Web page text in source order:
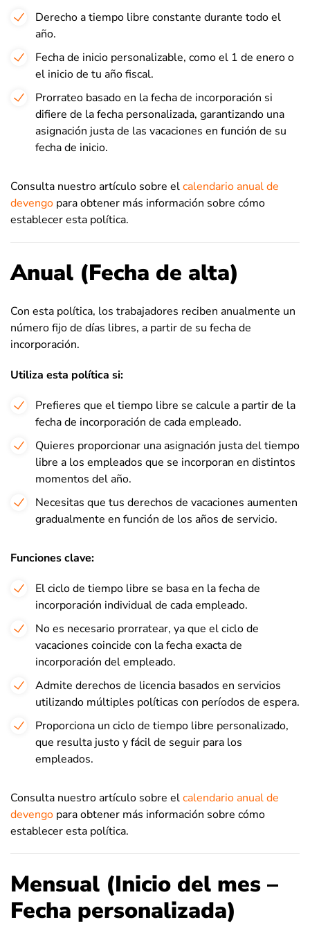
Derecho a tiempo libre constante durante todo el
año.
Fecha de inicio personalizable, como el 1 de enero o
el inicio de tu año fiscal.
Prorrateo basado en la fecha de incorporación si
difiere de la fecha personalizada, garantizando una
asignación justa de las vacaciones en función de su
fecha de inicio.
Consulta nuestro artículo sobre elcalendario anual de
devengo para obtener más información sobre cómo
establecer esta política.
Anual (Fecha de alta)
Con esta política, los trabajadores reciben anualmente un
número fijo de días libres, a partir de su fecha de
incorporación.
Utiliza esta política si:
Prefieres que el tiempo libre se calcule a partir de la
fecha de incorporación de cada empleado.
Quieres proporcionar una asignación justa del tiempo
libre a los empleados que se incorporan en distintos
momentos del año.
Necesitas que tus derechos de vacaciones aumenten
gradualmente en función de los años de servicio.
Funciones clave:
El ciclo de tiempo libre se basa en la fecha de
incorporación individual de cada empleado.
No es necesario prorratear, ya que el ciclo de
vacaciones coincide con la fecha exacta de
incorporación del empleado.
Admite derechos de licencia basados en servicios
utilizando múltiples políticas con períodos de espera.
Proporciona un ciclo de tiempo libre personalizado,
que resulta justo y fácil de seguir para los
empleados.
Consulta nuestro artículo sobre elcalendario anual de
devengo para obtener más información sobre cómo
establecer esta política.
Mensual (Inicio del mes –
Fecha personalizada)